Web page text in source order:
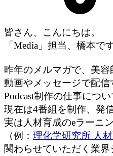
皆さん、こんにちは。
「Media」担当、橋本です
昨年のメルマガで、美
動画やメッセージで配信
Podcast制作の仕事につい
現在は4番組を制作、発
実は人材育成のeラーニ
（例： 理化学研究所 人
関わらせていただく業界